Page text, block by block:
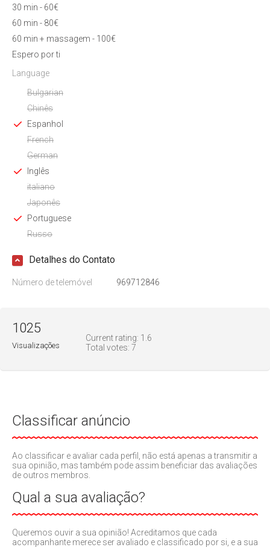
30 min - 60€
60 min - 80€
60 min + massagem - 100€
Espero por ti
Language
Bulgarian
Chinês
Espanhol
French
German
Inglês
italiano
Japonês
Portuguese
Russo
Detalhes do Contato
Número de telemóvel 969712846
Current rating: 1.6
Total votes: 7
1025
Visualizações
Classificar anúncio
Ao classificar e avaliar cada perfil, não está apenas a transmitir a
sua opinião, mas também pode assim beneficiar das avaliações
de outros membros.
Qual a sua avaliação?
Queremos ouvir a sua opinião! Acreditamos que cada
acompanhante merece ser avaliado e classificado por si, e a sua